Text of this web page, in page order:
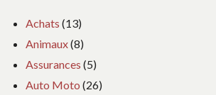
Achats (13)
Animaux(8)
Assurances (5)
Auto Moto (26)